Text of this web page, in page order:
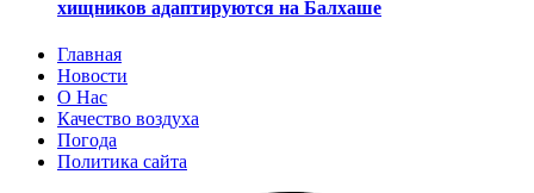
хищников адаптируются на Балхаше
Главная
Новости
О Нас
Качество воздуха
Погода
Политика сайта